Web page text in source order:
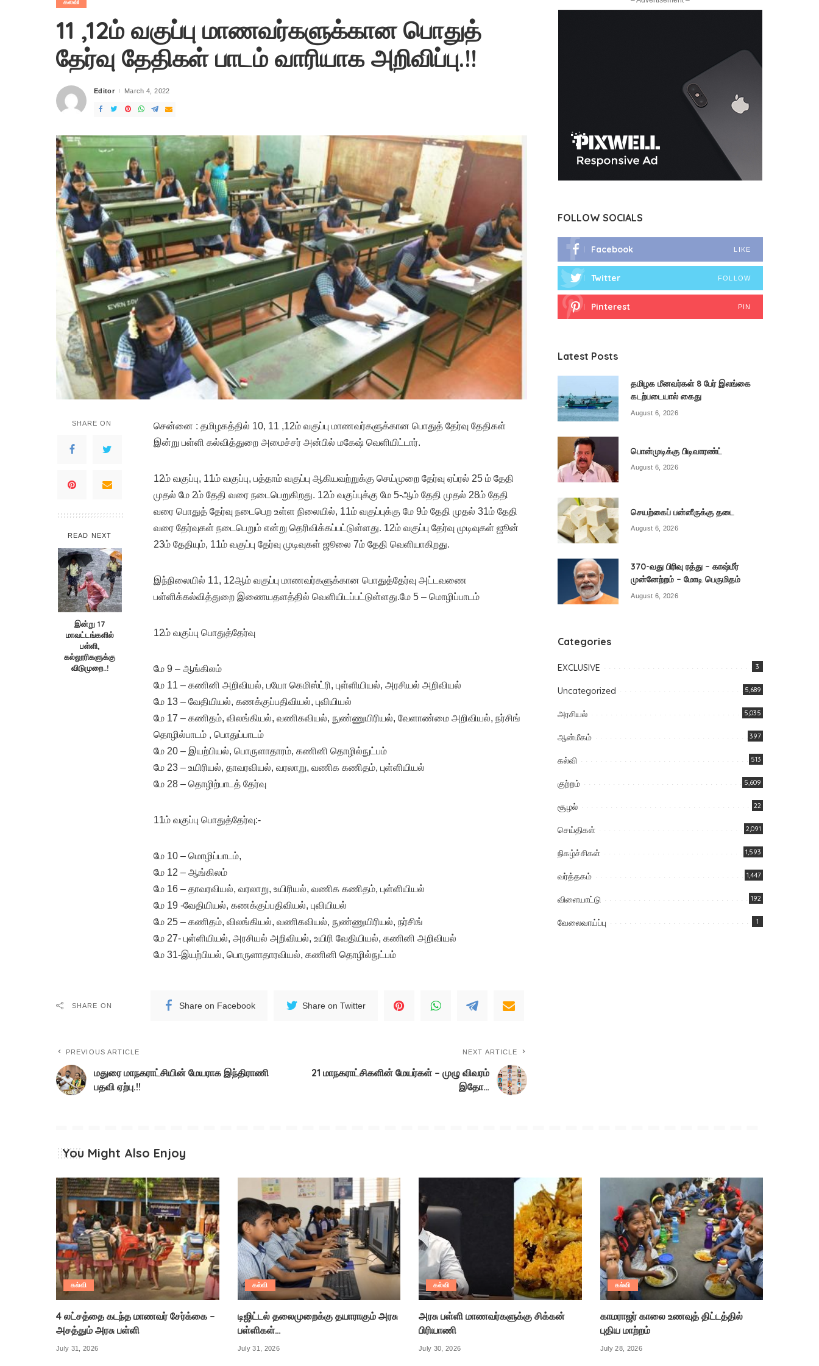
கல்வி
11 ,12ம் வகுப்பு மாணவர்களுக்கான பொதுத்
தேர்வு தேதிகள் பாடம் வாரியாக அறிவிப்பு.!!
Posted
Editor March 4, 2022
SHARE ON
READ NEXT
இன்று 17
மாவட்டங்களில்
பள்ளி,
கல்லூரிகளுக்கு
விடுமுறை..!
சென்னை : தமிழகத்தில் 10, 11 ,12ம் வகுப்பு மாணவர்களுக்கான பொதுத் தேர்வு தேதிகள்
இன்று பள்ளி கல்வித்துறை அமைச்சர் அன்பில் மகேஷ் வெளியிட்டார்.
12ம் வகுப்பு, 11ம் வகுப்பு, பத்தாம் வகுப்பு ஆகியவற்றுக்கு செய்முறை தேர்வு ஏப்ரல் 25 ம் தேதி
முதல் மே 2ம் தேதி வரை நடைபெறுகிறது. 12ம் வகுப்புக்கு மே 5-ஆம் தேதி முதல் 28ம் தேதி
வரை பொதுத் தேர்வு நடைபெற உள்ள நிலையில், 11ம் வகுப்புக்கு மே 9ம் தேதி முதல் 31ம் தேதி
வரை தேர்வுகள் நடைபெறும் என்று தெரிவிக்கப்பட்டுள்ளது. 12ம் வகுப்பு தேர்வு முடிவுகள் ஜூன்
23ம் தேதியும், 11ம் வகுப்பு தேர்வு முடிவுகள் ஜூலை 7ம் தேதி வெளியாகிறது.
இந்நிலையில் 11, 12ஆம் வகுப்பு மாணவர்களுக்கான பொதுத்தேர்வு அட்டவணை
பள்ளிக்கல்வித்துறை இணையதளத்தில் வெளியிடப்பட்டுள்ளது.மே 5 – மொழிப்பாடம்
12ம் வகுப்பு பொதுத்தேர்வு
மே 9 – ஆங்கிலம்
மே 11 – கணினி அறிவியல், பயோ கெமிஸ்ட்ரி, புள்ளியியல், அரசியல் அறிவியல்
மே 13 – வேதியியல், கணக்குப்பதிவியல், புவியியல்
மே 17 – கணிதம், விலங்கியல், வணிகவியல், நுண்ணுயிரியல், வேளாண்மை அறிவியல், நர்சிங்
தொழில்பாடம் , பொதுப்பாடம்
மே 20 – இயற்பியல், பொருளாதாரம், கணினி தொழில்நுட்பம்
மே 23 – உயிரியல், தாவரவியல், வரலாறு, வணிக கணிதம், புள்ளியியல்
மே 28 – தொழிற்பாடத் தேர்வு
11ம் வகுப்பு பொதுத்தேர்வு:-
மே 10 – மொழிப்பாடம்,
மே 12 – ஆங்கிலம்
மே 16 – தாவரவியல், வரலாறு, உயிரியல், வணிக கணிதம், புள்ளியியல்
மே 19 -வேதியியல், கணக்குப்பதிவியல், புவியியல்
மே 25 – கணிதம், விலங்கியல், வணிகவியல், நுண்ணுயிரியல், நர்சிங்
மே 27- புள்ளியியல், அரசியல் அறிவியல், உயிரி வேதியியல், கணினி அறிவியல்
மே 31-இயற்பியல், பொருளாதாரவியல், கணினி தொழில்நுட்பம்
SHARE ON Share on Facebook Share on Twitter
PREVIOUS ARTICLE
மதுரை மாநகராட்சியின் மேயராக இந்திராணி
பதவி ஏற்பு.!!
NEXT ARTICLE
21 மாநகராட்சிகளின் மேயர்கள் – முழு விவரம்
இதோ…
FOLLOW SOCIALS
Facebook LIKE
Twitter FOLLOW
Pinterest PIN
Latest Posts
தமிழக மீனவர்கள் 8 பேர் இலங்கை
கடற்படையால் கைது
August 6, 2026
பொன்முடிக்கு பிடிவாரண்ட்
August 6, 2026
செயற்கைப் பன்னீருக்கு தடை
August 6, 2026
370-வது பிரிவு ரத்து – காஷ்மீர்
முன்னேற்றம் – மோடி பெருமிதம்
August 6, 2026
Categories
EXCLUSIVE 3
Uncategorized 5,689
அரசியல் 5,035
ஆன்மீகம் 397
கல்வி 513
குற்றம் 5,609
சூழல் 22
செய்திகள் 2,091
நிகழ்ச்சிகள் 1,593
வர்த்தகம் 1,447
விளையாட்டு 192
வேலைவாய்ப்பு 1
You Might Also Enjoy
கல்வி
4 லட்சத்தை கடந்த மாணவர் சேர்க்கை –
அசத்தும் அரசு பள்ளி
July 31, 2026
கல்வி
டிஜிட்டல் தலைமுறைக்கு தயாராகும் அரசு
பள்ளிகள்…
July 31, 2026
கல்வி
அரசு பள்ளி மாணவர்களுக்கு சிக்கன்
பிரியாணி
July 30, 2026
கல்வி
காமராஜர் காலை உணவுத் திட்டத்தில்
புதிய மாற்றம்
July 28, 2026